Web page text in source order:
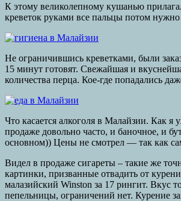
К этому великолепному кушанью
креветок руками все пальцы потом
Не ограничившись креветками, были
15 минут готовят. Свежайшая и
количества перца. Кое-где попадались
Что касается алкоголя в Малайзии. Как я
продаже довольно часто, и баночное, и
основном)) Цены не смотрел — так как
Видел в продаже сигареты – такие же
картинки, призванные отвадить от
малазийский Winston за 17 рингит. Вкус
пепельницы, ограничений нет. Курение